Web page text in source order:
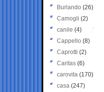
Burlando (26)
Camogli (2)
canile (4)
Cappello (8)
Caprotti (2)
Caritas (6)
carovita (170)
casa (247)